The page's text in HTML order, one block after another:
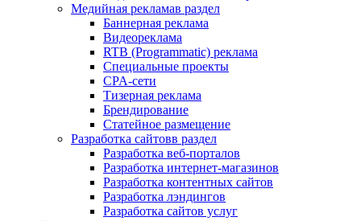
Медийная рекламав раздел
Баннерная реклама
Видеореклама
RTB (Programmatic) реклама
Специальные проекты
CPA-сети
Тизерная реклама
Брендирование
Статейное размещение
Разработка сайтовв раздел
Разработка веб-порталов
Разработка интернет-магазинов
Разработка контентных сайтов
Разработка лэндингов
Разработка сайтов услуг